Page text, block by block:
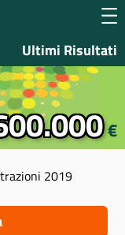
Ultimi Risultati
€
2019